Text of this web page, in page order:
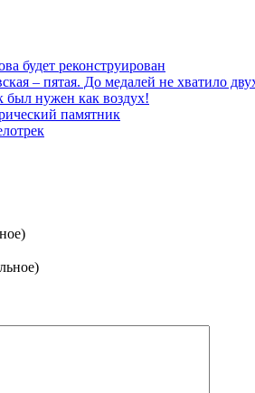
будет реконструирован
– пятая. До медалей не хватило
был нужен как воздух!
памятник